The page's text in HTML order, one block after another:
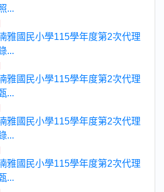
...
雅國民小學115學年度第2次代理
...
雅國民小學115學年度第2次代理
...
雅國民小學115學年度第2次代理
...
雅國民小學115學年度第2次代理
...